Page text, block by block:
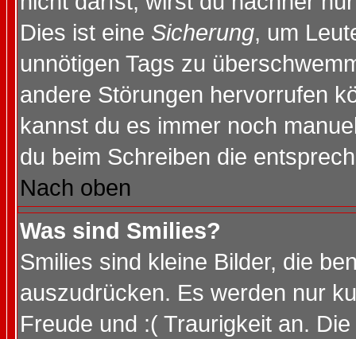
Dies ist eine Sicherung, um
unnötigen Tags zu
andere Störungen hervorrufen
kannst du es immer noch
du beim Schreiben die
Nach oben
Was sind Smilies?
Smilies sind kleine Bilder, die
auszudrücken. Es werden nur
Freude und :( Traurigkeit an.